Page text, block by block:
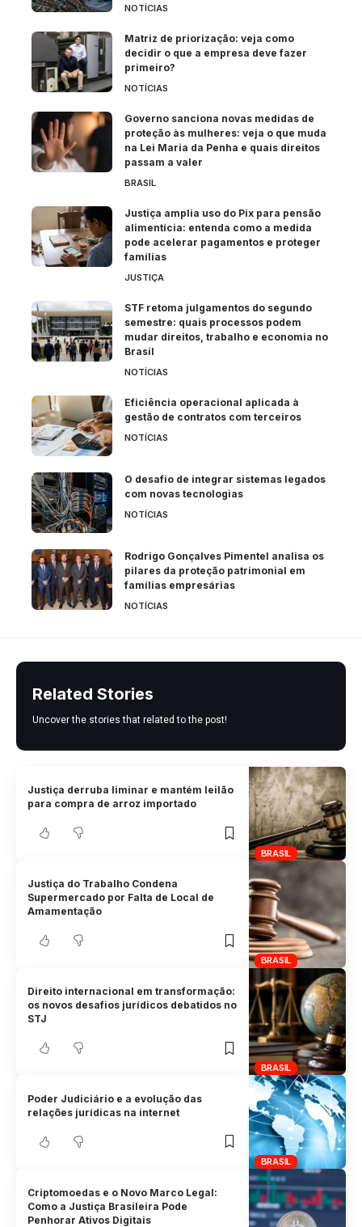
NOTÍCIAS
Matriz de priorização: veja como
decidir o que a empresa deve fazer
primeiro?
NOTÍCIAS
Governo sanciona novas medidas de
proteção às mulheres: veja o que muda
na Lei Maria da Penha e quais direitos
passam a valer
BRASIL
Justiça amplia uso do Pix para pensão
alimentícia: entenda como a medida
pode acelerar pagamentos e proteger
famílias
JUSTIÇA
STF retoma julgamentos do segundo
semestre: quais processos podem
mudar direitos, trabalho e economia no
Brasil
NOTÍCIAS
Eficiência operacional aplicada à
gestão de contratos com terceiros
NOTÍCIAS
O desafio de integrar sistemas legados
com novas tecnologias
NOTÍCIAS
Rodrigo Gonçalves Pimentel analisa os
pilares da proteção patrimonial em
famílias empresárias
NOTÍCIAS
Related Stories
Uncover the stories that related to the post!
BRASIL
Justiça derruba liminar e mantém leilão
para compra de arroz importado
BRASIL
Justiça do Trabalho Condena
Supermercado por Falta de Local de
Amamentação
BRASIL
Direito internacional em transformação:
os novos desafios jurídicos debatidos no
STJ
BRASIL
Poder Judiciário e a evolução das
relações jurídicas na internet
Criptomoedas e o Novo Marco Legal:
Como a Justiça Brasileira Pode
Penhorar Ativos Digitais